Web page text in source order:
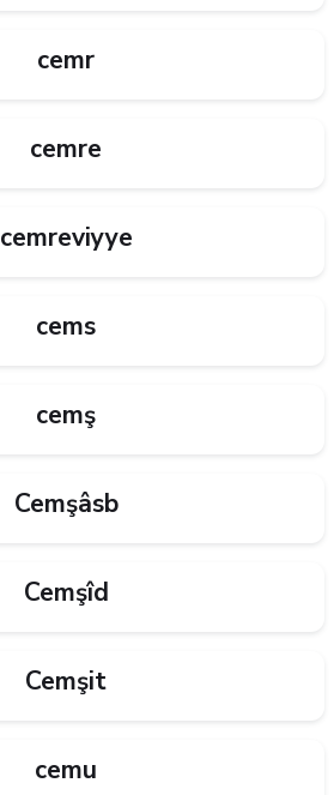
cemr
cemre
cemreviyye
cems
cemş
Cemşâsb
Cemşîd
Cemşit
cemu